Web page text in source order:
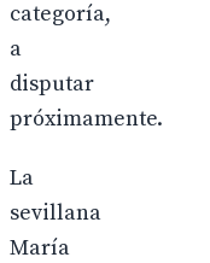
categoría,
a
disputar
próximamente.
La
sevillana
María